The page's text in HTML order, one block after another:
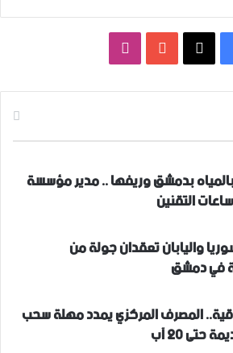
فيسبوك ‫YouTube
بالمياه بدمشق وريفها .. مدير مؤسسة
التقنين
واليابان تعقدان جولة من
في دمشق
المصرف المركزي يمدد مهلة سحب
20 آب